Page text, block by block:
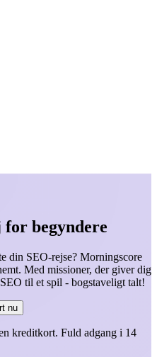
begyndere
din SEO-rejse? Morningscore
Med missioner, der giver dig
til et spil - bogstaveligt talt!
nu
kreditkort. Fuld adgang i 14